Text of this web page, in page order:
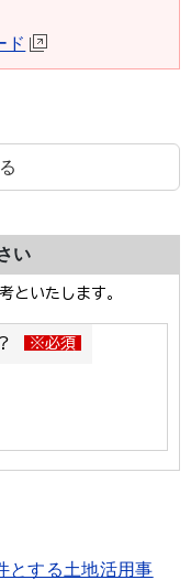
ド
い
とする土地活用事